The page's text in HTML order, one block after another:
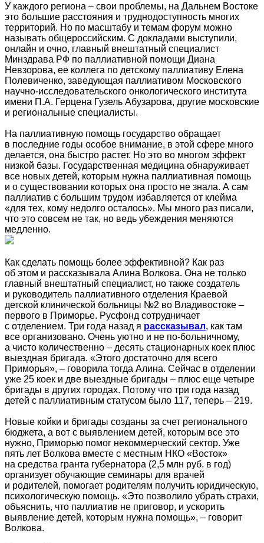
У каждого региона – свои проблемы, на Дальнем Востоке
это большие расстояния и труднодоступность многих
территорий. Но по масштабу и темам форум можно
называть общероссийским. С докладами выступили,
онлайн и очно, главный внештатный специалист
Минздрава РФ по паллиативной помощи Диана
Невзорова, ее коллега по детскому паллиативу Елена
Полевиченко, заведующая паллиативом Московского
научно-исследовательского онкологического института
имени П.А. Герцена Гузель Абузарова, другие московские
и региональные специалисты.
На паллиативную помощь государство обращает
в последние годы особое внимание, в этой сфере много
делается, она быстро растет. Но это во многом эффект
низкой базы. Государственная медицина обнаруживает
все новых детей, которым нужна паллиативная помощь
и о существовании которых она просто не знала. А сам
паллиатив с большим трудом избавляется от клейма
«для тех, кому недолго осталось». Мы много раз писали,
что это совсем не так, но ведь убеждения меняются
медленно.
Как сделать помощь более эффективной? Как раз
об этом и рассказывала Алина Волкова. Она не только
главный внештатный специалист, но также создатель
и руководитель паллиативного отделения Краевой
детской клинической больницы №2 во Владивостоке –
первого в Приморье. Русфонд сотрудничает
с отделением. Три года назад я рассказывал, как там
все организовано. Очень уютно и не по-больничному,
а чисто количественно – десять стационарных коек плюс
выездная бригада. «Этого достаточно для всего
Приморья», – говорила тогда Алина. Сейчас в отделении
уже 25 коек и две выездные бригады – плюс еще четыре
бригады в других городах. Потому что три года назад
детей с паллиативным статусом было 117, теперь – 219.
Новые койки и бригады созданы за счет регионального
бюджета, а вот с выявлением детей, которым все это
нужно, Приморью помог некоммерческий сектор. Уже
пять лет Волкова вместе с местным НКО «Восток»
на средства гранта губернатора (2,5 млн руб. в год)
организует обучающие семинары для врачей
и родителей, помогает родителям получить юридическую,
психологическую помощь. «Это позволило убрать страхи,
объяснить, что паллиатив не приговор, и ускорить
выявление детей, которым нужна помощь», – говорит
Волкова.